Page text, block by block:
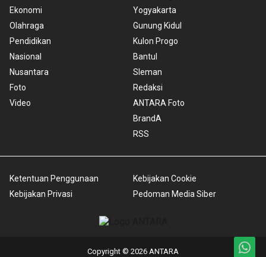
Ekonomi
Olahraga
Pendidikan
Nasional
Nusantara
Foto
Video
Yogyakarta
Gunung Kidul
Kulon Progo
Bantul
Sleman
Redaksi
ANTARA Foto
BrandA
RSS
Ketentuan Penggunaan
Kebijakan Privasi
Kebijakan Cookie
Pedoman Media Siber
Copyright © 2026 ANTARA